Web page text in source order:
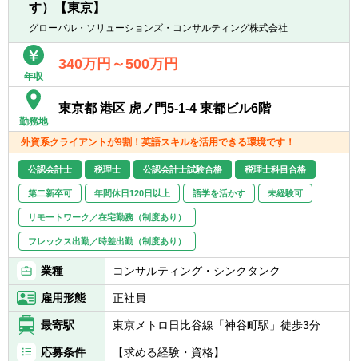
す）【東京】
グローバル・ソリューションズ・コンサルティング株式会社
年収
340万円～500万円
勤務地
東京都 港区 虎ノ門5-1-4 東都ビル6階
外資系クライアントが9割！英語スキルを活用できる環境です！
公認会計士 税理士 公認会計士試験合格 税理士科目合格
第二新卒可 年間休日120日以上 語学を活かす 未経験可
リモートワーク／在宅勤務（制度あり）
フレックス出勤／時差出勤（制度あり）
業種 コンサルティング・シンクタンク
雇用形態 正社員
最寄駅 東京メトロ日比谷線「神谷町駅」徒歩3分
応募条件
【求める経験・資格】